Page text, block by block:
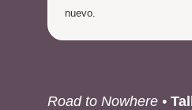
nuevo.
Road to Nowhere •